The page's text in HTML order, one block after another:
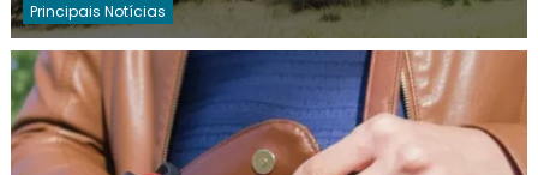
Principais Notícias